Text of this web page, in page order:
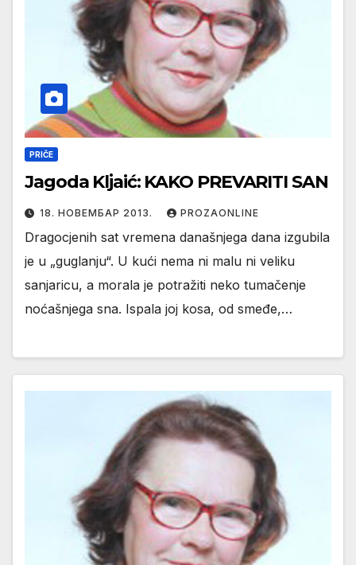
PRIČE
Jagoda Kljaić: KAKO PREVARITI SAN
18. НОВЕМБАР 2013. PROZAONLINE
Dragocjenih sat vremena današnjega dana izgubila
je u „guglanju“. U kući nema ni malu ni veliku
sanjaricu, a morala je potražiti neko tumačenje
noćašnjega sna. Ispala joj kosa, od smeđe,…